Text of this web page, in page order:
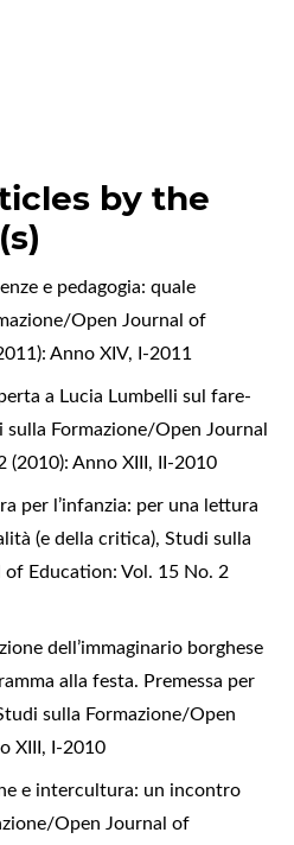
by the
e pedagogia: quale
Open Journal of
Anno XIV, I-2011
a Lucia Lumbelli sul fare-
sulla Formazione/Open Journal
(2010): Anno XIII, II-2010
per l’infanzia: per una lettura
(e della critica), Studi sulla
Education: Vol. 15 No. 2
dell’immaginario borghese
alla festa. Premessa per
sulla Formazione/Open
XIII, I-2010
e intercultura: un incontro
Open Journal of